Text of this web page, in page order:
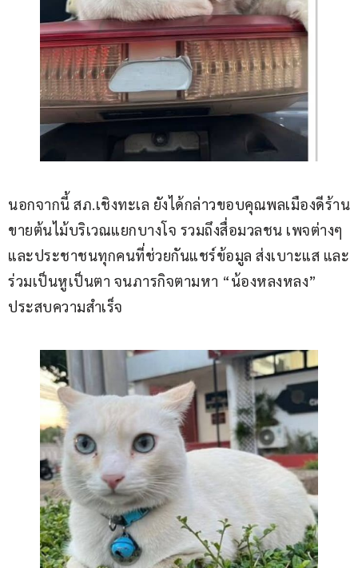
นอกจากนี้ สภ.เชิงทะเล ยังได้กล่าวขอบคุณพลเมืองดีร้าน
ขายต้นไม้บริเวณแยกบางโจ รวมถึงสื่อมวลชน เพจต่างๆ
และประชาชนทุกคนที่ช่วยกันแชร์ข้อมูล ส่งเบาะแส และ
ร่วมเป็นหูเป็นตา จนภารกิจตามหา “น้องหลงหลง”
ประสบความสำเร็จ